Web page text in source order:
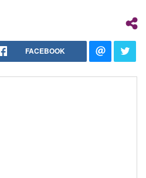
FACEBOOK